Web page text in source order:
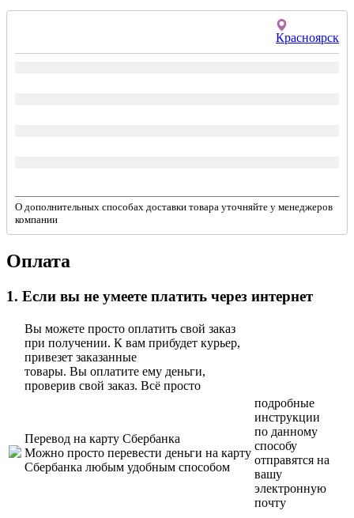
Красноярск
О дополнительных способах доставки товара уточняйте у менеджеров
компании
Оплата
1. Если вы не умеете платить через интернет
Вы можете просто оплатить свой заказ
при получении. К вам прибудет курьер,
привезет заказанные
товары. Вы оплатите ему деньги,
проверив свой заказ. Всё просто
Перевод на карту Сбербанка
Можно просто перевести деньги на карту
Сбербанка любым удобным способом
подробные
инструкции
по данному
способу
отправятся на
вашу
электронную
почту